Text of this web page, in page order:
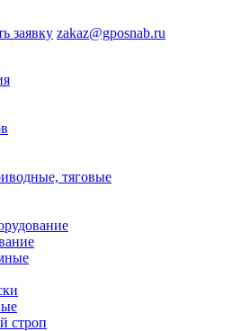
заявку zakaz@gposnab.ru
тяговые
строп